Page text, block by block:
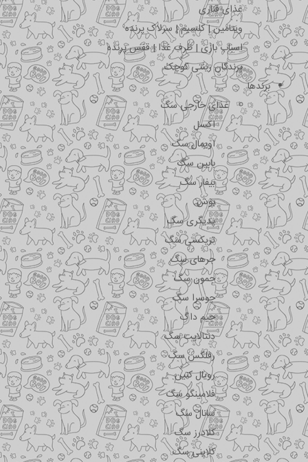
غذای قناری
ویتامین | کلسیم | سرلاک پرنده
اسباب بازی | ظرف غذا | قفس پرنده
پرندگان زینتی کوچک
برندها
غذای خارجی سگ
اکسل
اویمال سگ
بابین سگ
بیفار سگ
بوش
پدیگری سگ
تریکسی سگ
جرهای سگ
جمون سگ
جوسرا سگ
جیم داگ
دنتالایت سگ
رفلکس سگ
رویال کنین
فلامینگو سگ
سانال سگ
کلادرز سگ
کلاینی سگ